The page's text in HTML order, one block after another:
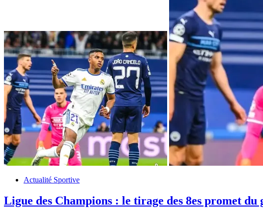
Actualité Sportive
Ligue des Champions : le tirage des 8es promet du